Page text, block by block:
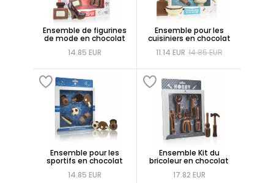
Ensemble de figurines
de mode en chocolat
14.85 EUR
Ensemble pour les
cuisiniers en chocolat
11.14 EUR 14.85 EUR
Ensemble pour les
sportifs en chocolat
14.85 EUR
Ensemble Kit du
bricoleur en chocolat
17.82 EUR